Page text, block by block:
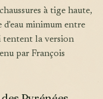
d'eau minimum entre
tentent la version
par François